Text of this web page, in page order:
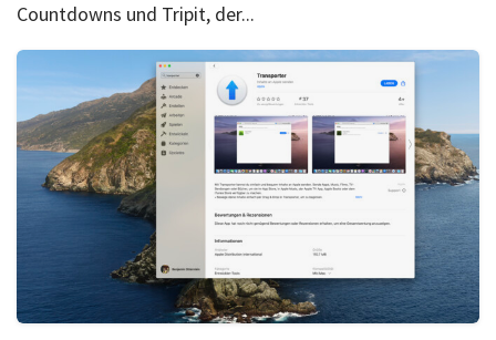
Countdowns und Tripit, der...